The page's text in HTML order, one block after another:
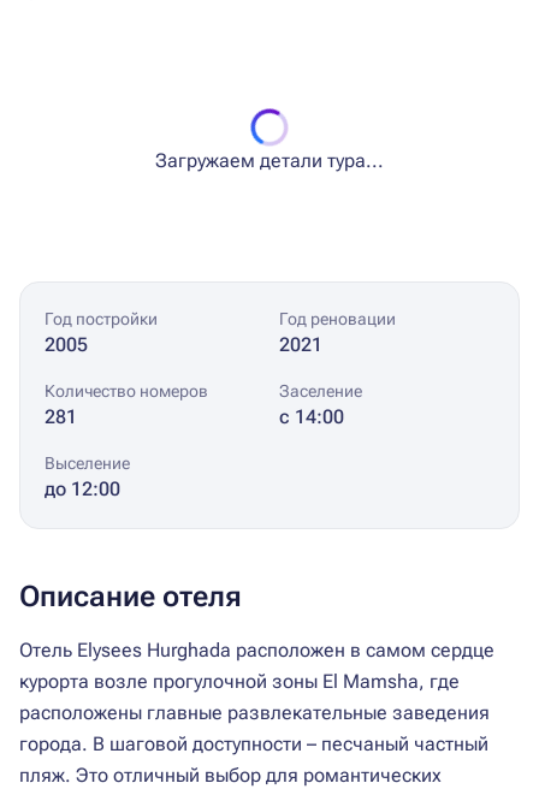
Загружаем детали тура...
Год постройки
2005
Год реновации
2021
Количество номеров
281
Заселение
с 14:00
Выселение
до 12:00
Описание отеля
Отель Elysees Hurghada расположен в самом сердце
курорта возле прогулочной зоны El Mamsha, где
расположены главные развлекательные заведения
города. В шаговой доступности – песчаный частный
пляж. Это отличный выбор для романтических